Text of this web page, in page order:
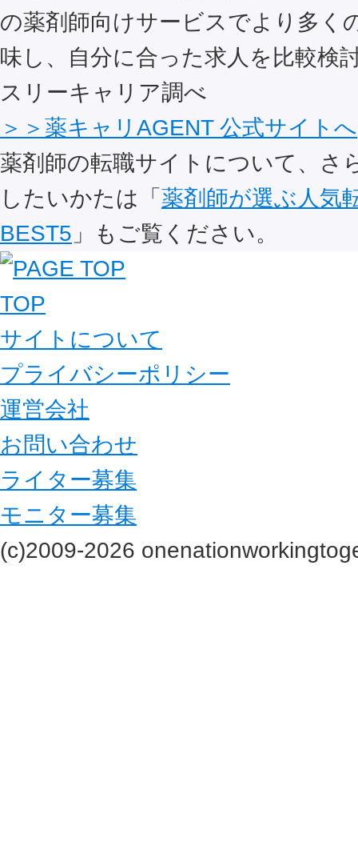
の薬剤師向けサービスでより多く
味し、自分に合った求人を比較検
スリーキャリア調べ
＞＞薬キャリAGENT 公式サイトへ
薬剤師の転職サイトについて、さ
したいかたは「 薬剤師が選ぶ人気
BEST5 」もご覧ください。
TOP
サイトについて
プライバシーポリシー
運営会社
お問い合わせ
ライター募集
モニター募集
(c)2009-2026